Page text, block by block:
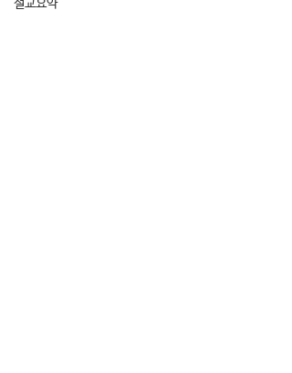
설교요약